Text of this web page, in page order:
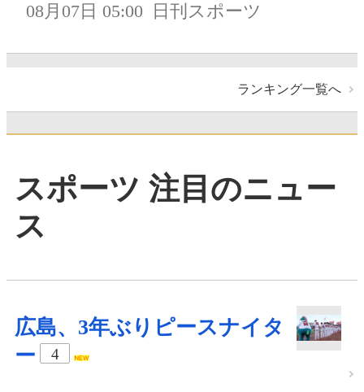
08月07日 05:00 日刊スポーツ
ランキング一覧へ
スポーツ 注目のニュー
ス
広島、3年ぶりピースナイタ
ー
4